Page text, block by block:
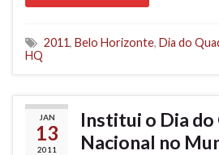
2011, Belo Horizonte, Dia do
HQ
JAN
13
2011
Institui o Dia
Nacional no